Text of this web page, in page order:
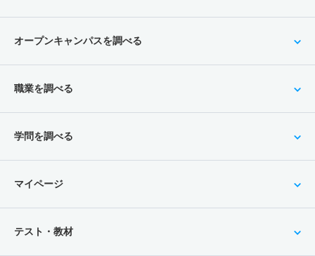
オープンキャンパスを調べる
職業を調べる
学問を調べる
マイページ
テスト・教材